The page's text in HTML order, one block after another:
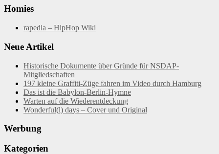
Homies
rapedia – HipHop Wiki
Neue Artikel
Historische Dokumente über Gründe für NSDAP-
Mitgliedschaften
197 kleine Graffiti-Züge fahren im Video durch Hamburg
Das ist die Babylon-Berlin-Hymne
Warten auf die Wiederentdeckung
Wonderful(l) days – Cover und Original
Werbung
Kategorien